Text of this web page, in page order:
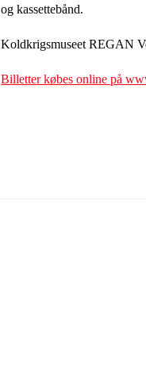
og kassettebånd.
Koldkrigsmuseet REGAN
Billetter købes online på